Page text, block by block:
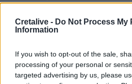
Cretalive - Do Not Process My
Information
If you wish to opt-out of the sale,
processing of your personal or
targeted advertising by us, please
23:32
Οι «μαύρες χήρες» της Ρωσίας:
23:25
Ρόδος: Έσπασε ο κάβος και